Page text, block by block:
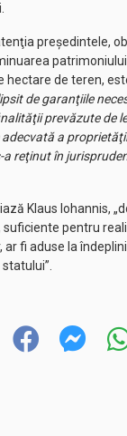
preşedintele,
hectare de teren,
de garanţiile
prevăzute de
a
a reţinut în
Klaus Iohannis,
suficiente pentru
ar fi aduse la